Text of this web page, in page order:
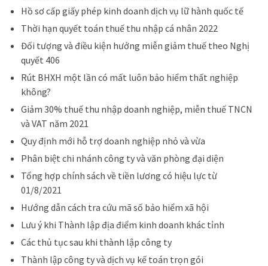
Hồ sơ cấp giấy phép kinh doanh dịch vụ lữ hành quốc tế
Thời hạn quyết toán thuế thu nhập cá nhân 2022
Đối tượng và điều kiện hưởng miễn giảm thuế theo Nghị
quyết 406
Rút BHXH một lần có mất luôn bảo hiểm thất nghiệp
không?
Giảm 30% thuế thu nhập doanh nghiệp, miễn thuế TNCN
và VAT năm 2021
Quy định mới hỗ trợ doanh nghiệp nhỏ và vừa
Phân biệt chi nhánh công ty và văn phòng đại diện
Tổng hợp chính sách về tiền lương có hiệu lực từ
01/8/2021
Hướng dẫn cách tra cứu mã số bảo hiểm xã hội
Lưu ý khi Thành lập địa điểm kinh doanh khác tỉnh
Các thủ tục sau khi thành lập công ty
Thành lập công ty và dịch vụ kế toán trọn gói